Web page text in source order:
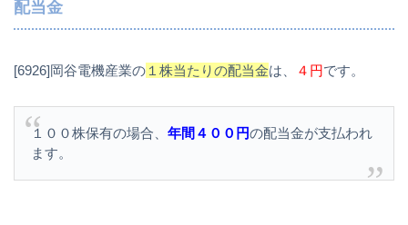
配当金
[6926]岡谷電機産業の １株当たりの配当金は、 ４円です。
１００株保有の場合、 年間４００円の配当金が支払われ
ます。